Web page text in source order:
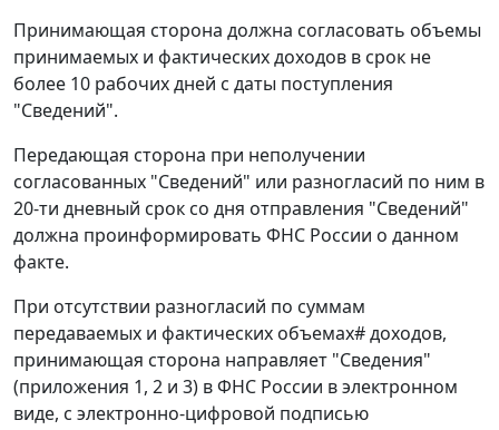
Принимающая сторона должна согласовать объемы
принимаемых и фактических доходов в срок не
более 10 рабочих дней с даты поступления
"Сведений".
Передающая сторона при неполучении
согласованных "Сведений" или разногласий по ним в
20-ти дневный срок со дня отправления "Сведений"
должна проинформировать ФНС России о данном
факте.
При отсутствии разногласий по суммам
передаваемых и фактических объемах# доходов,
принимающая сторона направляет "Сведения"
(приложения 1, 2 и 3) в ФНС России в электронном
виде, с электронно-цифровой подписью